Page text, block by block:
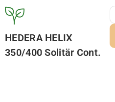
HEDERA HELIX
350/400 Solitär Cont.